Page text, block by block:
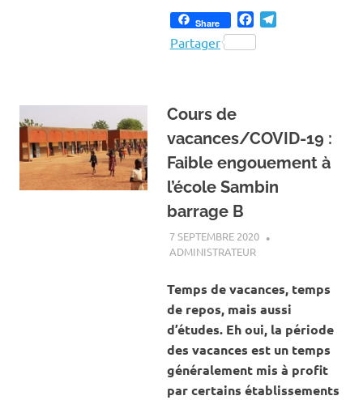
Share Facebook
Partager
Cours de
vacances/COVID-19 :
Faible engouement à
l’école Sambin
barrage B
7 SEPTEMBRE 2020
ADMINISTRATEURACTUALITÉ
Temps de vacances, temps
de repos, mais aussi
d’études. Eh oui, la période
des vacances est un temps
généralement mis à profit
par certains établissements